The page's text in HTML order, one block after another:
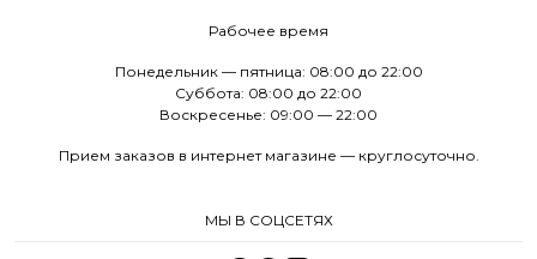
Рабочее время
Понедельник — пятница: 08:00 до 22:00
Суббота: 08:00 до 22:00
Воскресенье: 09:00 — 22:00
Прием заказов в интернет магазине — круглосуточно.
МЫ В СОЦСЕТЯХ